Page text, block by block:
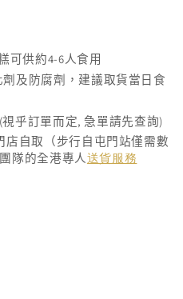
可供約4-6人食用
劑及防腐劑，建議取貨當日食
(視乎訂單而定,急單請先查詢)
店自取（步行自屯門站僅需數
隊的全港專人 送貨服務